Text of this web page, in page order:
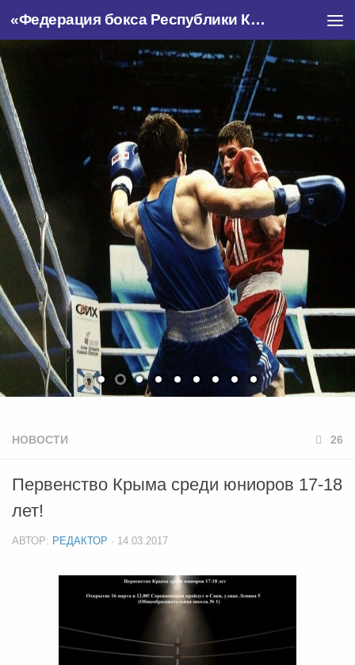
«Федерация бокса Республики Крым»
НОВОСТИ 26
Первенство Крыма среди юниоров 17-18
лет!
АВТОР: РЕДАКТОР · 14.03.2017